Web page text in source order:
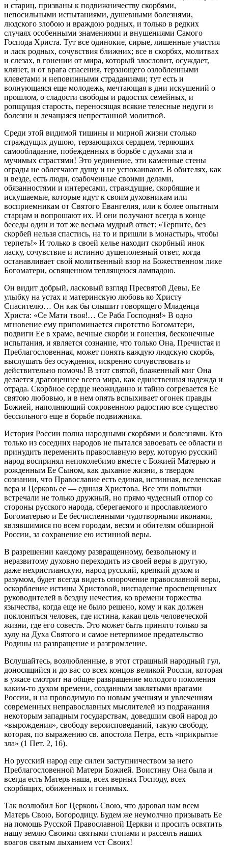
и стариц, призваны к подвижничеству скорбями,
непосильными испытаниями, душевными болезнями,
людского злобою и враждою родных, и только в редких
случаях особенными знамениями и внушениями Самого
Господа Христа. Тут все одинокие, сирые, лишенные участия
и ласк родных, сочувствия ближних; все в скорбях, молитвах
и слезах, в гонении от мира, который злословит, осуждает,
клянет, и от врага спасения, терзающего озлобленными
клеветами и неповинными страданиями; тут есть и
волнующаяся еще молодежь, мечтающая в дни искушений о
прошлом, о сладости свободы и радостях семейных, и
ропщущая старость, переносящая всякие телесные недуги и
болезни и лечащаяся непрестанной молитвой.
Среди этой видимой тишины и мирной жизни столько
страждущих душою, терзающихся сердцем, теряющих
самообладание, побежденных в борьбе с духами зла и
мучимых страстями! Это уединение, эти каменные стены
ограды не облегчают душу и не успокаивают. В обителях, как
и везде, есть люди, озабоченные своими делами,
обязанностями и интересами, страждущие, скорбящие и
искушаемые, которые идут к своим духовникам или
восприемникам от Святого Евангелия, или к более опытным
старцам и вопрошают их. И они получают всегда в конце
беседы один и тот же весьма мудрый ответ: «Терпите, без
скорбей нельзя спастись, на то и пришли в монастырь, чтобы
терпеть!» И только в своей келье находит скорбный инок
ласку, сочувствие и истинно душеполезный ответ, когда
останавливает свой молитвенный взор на Божественном лике
Богоматери, освященном теплящеюся лампадою.
Он видит добрый, ласковый взгляд Пресвятой Девы, Ее
улыбку на устах и материнскую любовь ко Христу
Спасителю… Он как бы слышит говорящего Младенца
Христа: «Се Мати твоя!… Се Раба Господня!» В одно
мгновение ему припоминается сиротство Богоматери,
подвиги Ее в храме, вечные скорби и гонения, бесконечные
испытания, и является сознание, что только Она, Пречистая и
Преблагословенная, может понять каждую людскую скорбь,
выслушать без осуждения, искренно сочувствовать и
действительно помочь! В этот святой, блаженный миг Она
делается драгоценнее всего мира, как единственная надежда и
отрада. Скорбное сердце неожиданно и тайно согревается Ее
святою любовью, и в нем опять вспыхивает огонек правды
Божией, наполняющий сокровенною радостию все существо
бессильного еще в борьбе подвижника.
История России полна народными скорбями и болезнями. Кто
только из соседних народов не пытался завоевать ее области и
принудить переменить православную веру, которую русский
народ воспринял непоколебимо вместе с Божией Матерью и
рожденным Ее Сыном, как дыхание жизни, в твердом
сознании, что Православие есть единая, истинная, вселенская
вера и Церковь ее — единая Христова. Все эти попытки
встречали не только дружный, но прямо чудесный отпор со
стороны русского народа, сберегаемого и прославляемого
Богоматерью и Ее бесчисленными чудотворными иконами,
являвшимися по всем городам, весям и обителям обширной
России, за сохранение ею истинной веры.
В разрешении каждому развращенному, безвольному и
неразвитому духовно переходить из своей веры в другую,
даже нехристианскую, народ русский, крепкий духом и
разумом, будет всегда видеть опорочение православной веры,
оскорбление истины Христовой, ниспадение просвещенных
руководителей в бездну нечестия, ко времени торжества
язычества, когда еще не было решено, кому и как должен
поклоняться человек, где истина, какая цель человеческой
жизни, где его совесть. Это может быть принято только за
хулу на Духа Святого и самое нетерпимое предательство
Родины на развращение и разгромление.
Вслушайтесь, возлюбленные, в этот страшный народный гул,
доносящийся и до вас со всех концов великой России, которая
в ужасе смотрит на общее развращение молодого поколения
каким-то духом времени, созданным заклятыми врагами
России, и на проводимую по новым учениям и увлечениям
современных неправославных мыслителей из подражания
некоторым западным государствам, доведшим свой народ до
«вырождения», свободу вероисповеданий, такую свободу,
которая, по выражению св. апостола Петра, есть «прикрытие
зла» (1 Пет. 2, 16).
Но русский народ еще силен заступничеством за него
Преблагословенной Матери Божией. Воистину Она была и
всегда есть Матерь наша, всех верных Господу, всех
скорбящих, обиженных и гонимых.
Так возлюбил Бог Церковь Свою, что даровал нам всем
Матерь Свою, Богородицу. Будем же неумолчно призывать Ее
на помощь Русской Православной Церкви и просить освятить
нашу землю Своими святыми стопами и рассеять наших
врагов святым дыханием уст Своих!